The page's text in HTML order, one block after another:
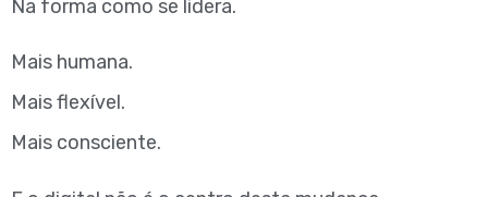
Na forma como se lidera.
Mais humana.
Mais flexível.
Mais consciente.